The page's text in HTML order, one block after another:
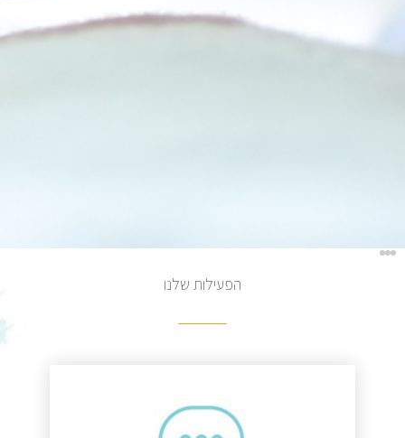
לתיק מס' AV12113 להולדת הבת!הפעילות שלנו